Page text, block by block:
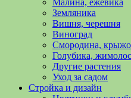
растениями
Поможем
обустройстве
Малина, ежевика
Земляника
Вишня, черешня
Виноград
Смородина,
Голубика,
Другие растения
Уход за садом
Стройка и дизайн